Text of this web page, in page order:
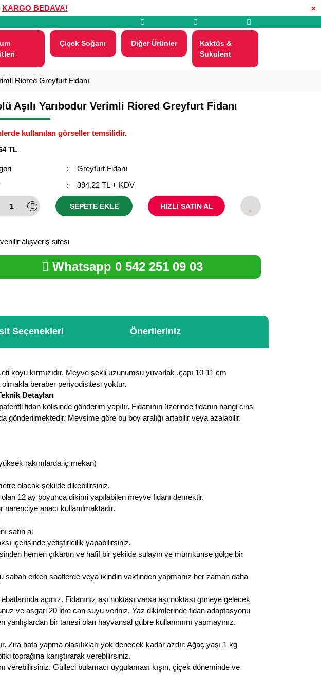
×
KARGO BEDAVA!
Çiçek Soğanı Diğer Ürünler
Kaktüs &
Sukulent
Riored Greyfurt Fidanı
Aşılı Yarıbodur Verimli Riored Greyfurt Fidanı
kullanılan görseller temsilidir.
TL
Greyfurt Fidanı
394,22 TL + KDV
SEPETE EKLE HIZLI SATIN AL
Whatsapp 0 542 251 09 03
Seçenekleri Önerileriniz
koyu kırmızıdır. Meyve şekli uzunumsu yuvarlak ,çapı 10-11 cm
olmakla beraber periyodisitesi yoktur.
Detayları
fidan kolisinde gönderim yapılır. Fidanının üzerinde fidanın hangi cins
gönderilmektedir. Mevsime göre bu boy aralığı artabilir veya azalabilir.
rakımlarda iç mekan)
olacak şekilde dikebilirsiniz.
12 ay boyunca dikimi yapılabilen meyve fidanı demektir.
anacı kullanılmaktadır.
içerisinde yetiştiricilik yapabilirsiniz.
hemen çıkartın ve hafif bir şekilde sulayın ve mümkünse gölge bir
sabah erken saatlerde veya ikindin vaktinden yapmanız her zaman daha
açınız. Fidanınız aşı noktası varsa aşı noktası güneye gelecek
ve asgari 20 litre can suyu veriniz. Yaz dikimlerinde fidan adaptasyonu
bir tanesi olan hayvansal gübre kullanımını yapmayınız.
hata yapma olasılıkları yok denecek kadar azdır. Ağaç yaşı 1 kg
toprağına karıştırarak verebilirsiniz.
verebilirsiniz. Gülleci bulamacı uygulaması kışın, çiçek döneminde ve